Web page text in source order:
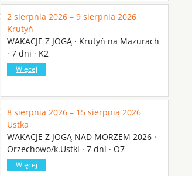
2 sierpnia 2026 – 9 sierpnia 2026
Krutyń
WAKACJE Z JOGĄ · Krutyń na Mazurach
· 7 dni · K2
Więcej
8 sierpnia 2026 – 15 sierpnia 2026
Ustka
WAKACJE Z JOGĄ NAD MORZEM 2026 ·
Orzechowo/k.Ustki · 7 dni · O7
Więcej